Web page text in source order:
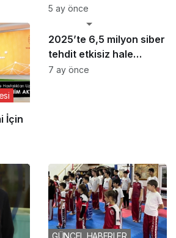
Yaşam Vurgusu
5 ay önce
İçin
2025’te 6,5 milyon siber
tehdit etkisiz hale
getirildi
GÜNCEL HABERLER
7 ay önce
GÜNCEL HABERLER